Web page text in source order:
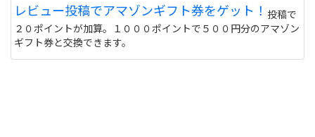
レビュー投稿でアマゾンギフト券をゲット！ 投稿で
２０ポイントが加算。１０００ポイントで５００円分のアマゾン
ギフト券と交換できます。